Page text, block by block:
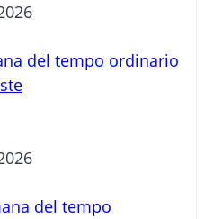
del tempo ordinario
del tempo